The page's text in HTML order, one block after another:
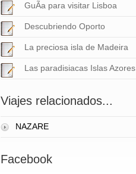
GuÃ­a para visitar Lisboa
Descubriendo Oporto
La preciosa isla de Madeira
Las paradisiacas Islas Azores
Viajes relacionados...
NAZARE
Facebook